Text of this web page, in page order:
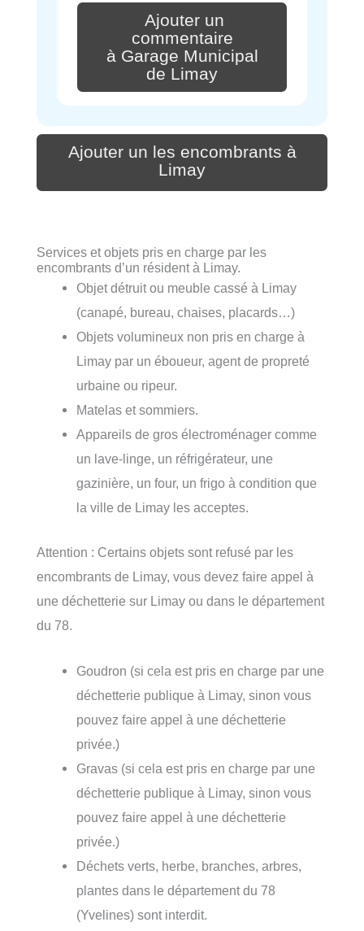
Ajouter un
commentaire
à Garage Municipal
de Limay
Ajouter un les encombrants à
Limay
Services et objets pris en charge par les
encombrants d’un résident à Limay.
Objet détruit ou meuble cassé à Limay
(canapé, bureau, chaises, placards…)
Objets volumineux non pris en charge à
Limay par un éboueur, agent de propreté
urbaine ou ripeur.
Matelas et sommiers.
Appareils de gros électroménager comme
un lave-linge, un réfrigérateur, une
gazinière, un four, un frigo à condition que
la ville de Limay les acceptes.
Attention : Certains objets sont refusé par les
encombrants de Limay, vous devez faire appel à
une déchetterie sur Limay ou dans le département
du 78.
Goudron (si cela est pris en charge par une
déchetterie publique à Limay, sinon vous
pouvez faire appel à une déchetterie
privée.)
Gravas (si cela est pris en charge par une
déchetterie publique à Limay, sinon vous
pouvez faire appel à une déchetterie
privée.)
Déchets verts, herbe, branches, arbres,
plantes dans le département du 78
(Yvelines) sont interdit.